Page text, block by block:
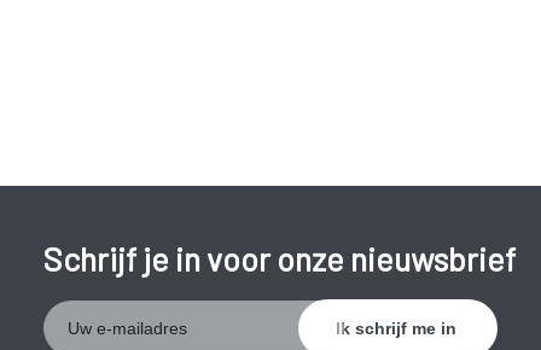
Schrijf je in voor onze nieuwsbrief